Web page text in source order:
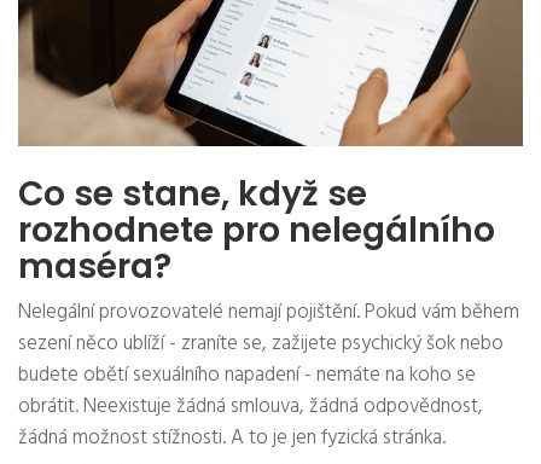
Co se stane, když se
rozhodnete pro nelegálního
maséra?
Nelegální provozovatelé nemají pojištění. Pokud vám během
sezení něco ublíží - zraníte se, zažijete psychický šok nebo
budete obětí sexuálního napadení - nemáte na koho se
obrátit. Neexistuje žádná smlouva, žádná odpovědnost,
žádná možnost stížnosti. A to je jen fyzická stránka.